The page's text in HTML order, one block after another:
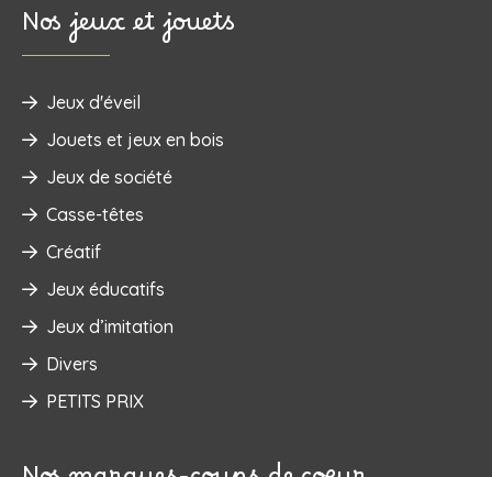
Nos jeux et jouets
Jeux d'éveil
‌Jouets et jeux en bois
Jeux de société
Casse-têtes
Créatif
Jeux éducatifs
Jeux d’imitation
Divers
PETITS PRIX